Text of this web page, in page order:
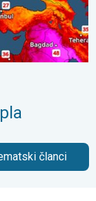
članci